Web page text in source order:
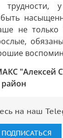
у
не
"Алексей
на наш
ПОДПИСАТЬСЯ